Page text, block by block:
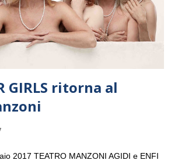
nel 2008 da Kristjan Järvi (affiancato
di consulent...
GIRLS ritorna al
2017 TEATRO MANZONI AGIDI e ENFI